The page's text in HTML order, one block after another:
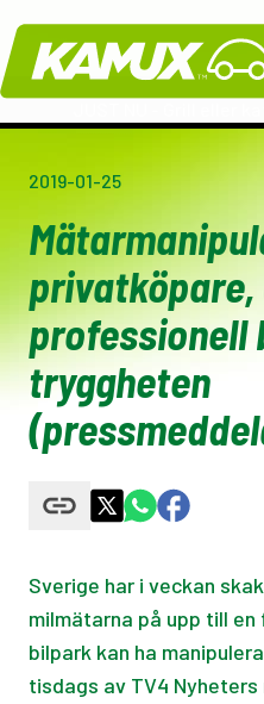
Kamux
2019-01-25
privatköpare,
professionell
tryggheten
Sverige har i veckan
milmätarna på upp till
bilpark kan ha
tisdags av TV4